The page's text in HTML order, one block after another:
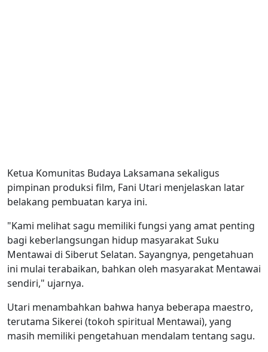
Ketua Komunitas Budaya Laksamana sekaligus
pimpinan produksi film, Fani Utari menjelaskan latar
belakang pembuatan karya ini.
"Kami melihat sagu memiliki fungsi yang amat penting
bagi keberlangsungan hidup masyarakat Suku
Mentawai di Siberut Selatan. Sayangnya, pengetahuan
ini mulai terabaikan, bahkan oleh masyarakat Mentawai
sendiri," ujarnya.
Utari menambahkan bahwa hanya beberapa maestro,
terutama Sikerei (tokoh spiritual Mentawai), yang
masih memiliki pengetahuan mendalam tentang sagu.